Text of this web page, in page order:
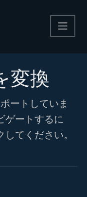
変換
ートしていま
ゲートするに
てください。